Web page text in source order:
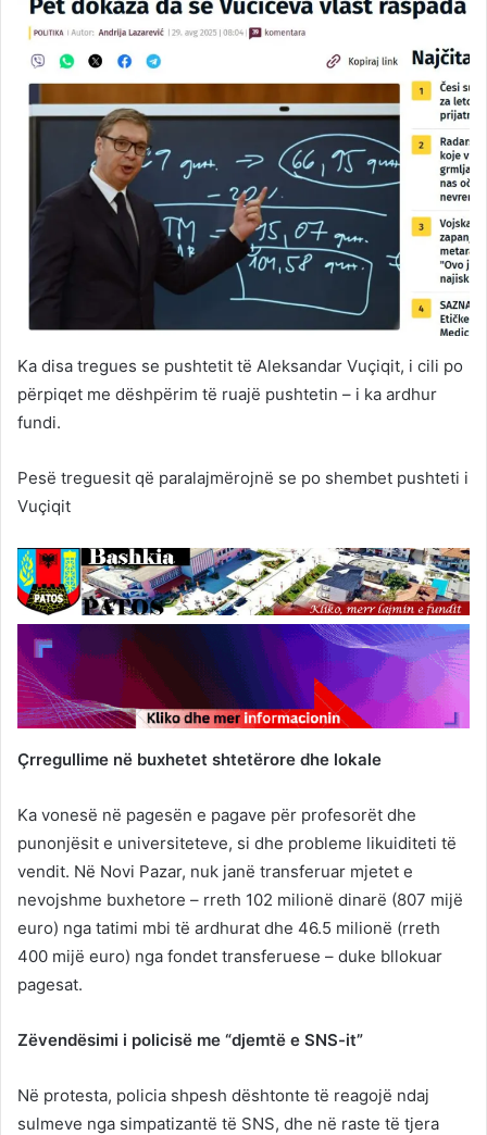
Ka disa tregues se pushtetit të Aleksandar Vuçiqit, i cili po
përpiqet me dëshpërim të ruajë pushtetin – i ka ardhur
fundi.
Pesë treguesit që paralajmërojnë se po shembet pushteti i
Vuçiqit
Çrregullime në buxhetet shtetërore dhe lokale
Ka vonesë në pagesën e pagave për profesorët dhe
punonjësit e universiteteve, si dhe probleme likuiditeti të
vendit. Në Novi Pazar, nuk janë transferuar mjetet e
nevojshme buxhetore – rreth 102 milionë dinarë (807 mijë
euro) nga tatimi mbi të ardhurat dhe 46.5 milionë (rreth
400 mijë euro) nga fondet transferuese – duke bllokuar
pagesat.
Zëvendësimi i policisë me “djemtë e SNS-it”
Në protesta, policia shpesh dështonte të reagojë ndaj
sulmeve nga simpatizantë të SNS, dhe në raste të tjera